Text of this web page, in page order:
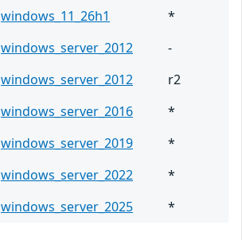
windows_11_26h1
*
windows_server_2012
-
windows_server_2012
r2
windows_server_2016
*
windows_server_2019
*
windows_server_2022
*
windows_server_2025 *